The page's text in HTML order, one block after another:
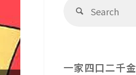
Search
一家四口二千金